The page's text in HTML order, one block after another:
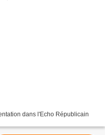
dans l'Echo Républicain